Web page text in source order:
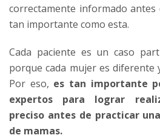
correctamente informado antes
tan importante como esta.
Cada paciente es un caso
porque cada mujer es diferente
Por eso, es tan importante
expertos para lograr
preciso antes de practicar
de mamas.